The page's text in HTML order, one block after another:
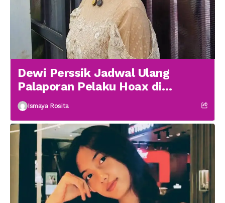
Dewi Perssik Jadwal Ulang
Palaporan Pelaku Hoax di
Medsos
Ismaya Rosita